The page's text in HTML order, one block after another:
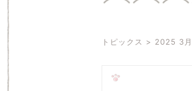
トピックス 2025 3月